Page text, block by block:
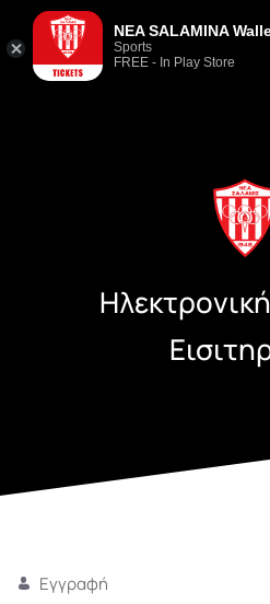
NEA SALAMINA
Sports
FREE - In Play Store
Εγγραφή